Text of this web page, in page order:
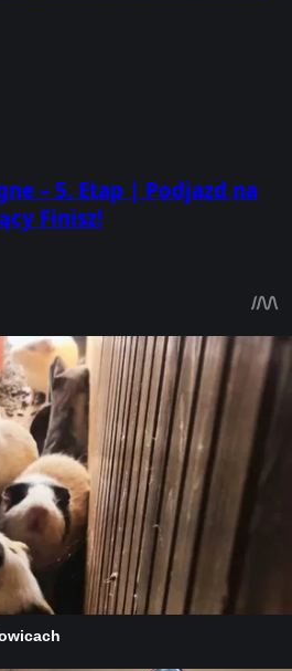
– 5. Etap | Podjazd na
Finisz!